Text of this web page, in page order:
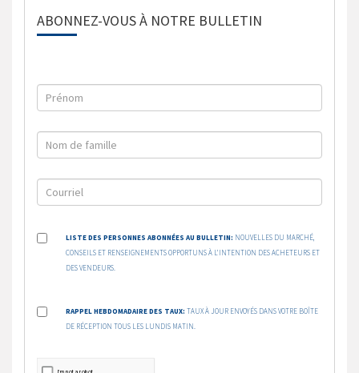
ABONNEZ-VOUS À NOTRE BULLETIN
LISTE DES PERSONNES ABONNÉES AU BULLETIN: NOUVELLES DU MARCHÉ,
CONSEILS ET RENSEIGNEMENTS OPPORTUNS À L’INTENTION DES ACHETEURS ET
DES VENDEURS.
RAPPEL HEBDOMADAIRE DES TAUX: TAUX À JOUR ENVOYÉS DANS VOTRE BOÎTE
DE RÉCEPTION TOUS LES LUNDIS MATIN.